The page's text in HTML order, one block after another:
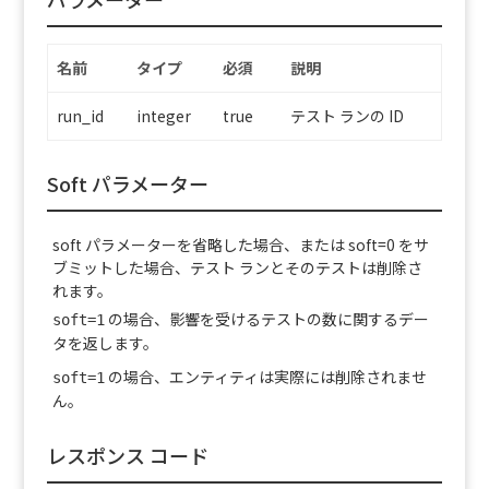
名前 タイプ 必須 説明
run_id integer true テスト ランの ID
Soft パラメーター
soft パラメーターを省略した場合、または soft=0 をサ
ブミットした場合、テスト ランとそのテストは削除さ
れます。
soft=1の場合、影響を受けるテストの数に関するデー
タを返します。
soft=1の場合、エンティティは実際には削除されませ
ん。
レスポンス コード